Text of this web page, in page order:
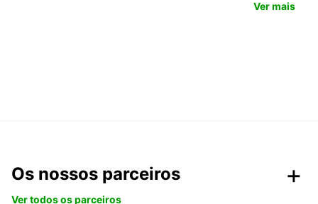
Ver mais
Os nossos parceiros
Ver todos os parceiros